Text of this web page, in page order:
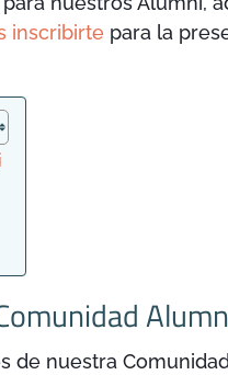
inscribirte para la
de nuestra